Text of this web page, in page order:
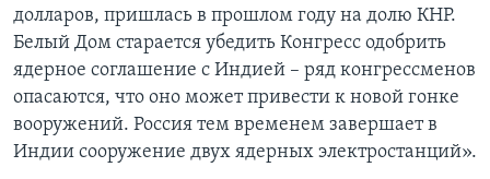
долларов, пришлась в прошлом году на долю КНР.
Белый Дом старается убедить Конгресс одобрить
ядерное соглашение с Индией – ряд конгрессменов
опасаются, что оно может привести к новой гонке
вооружений. Россия тем временем завершает в
Индии сооружение двух ядерных электростанций».